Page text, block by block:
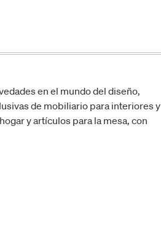
en el mundo del diseño,
de mobiliario para interiores y
y artículos para la mesa, con